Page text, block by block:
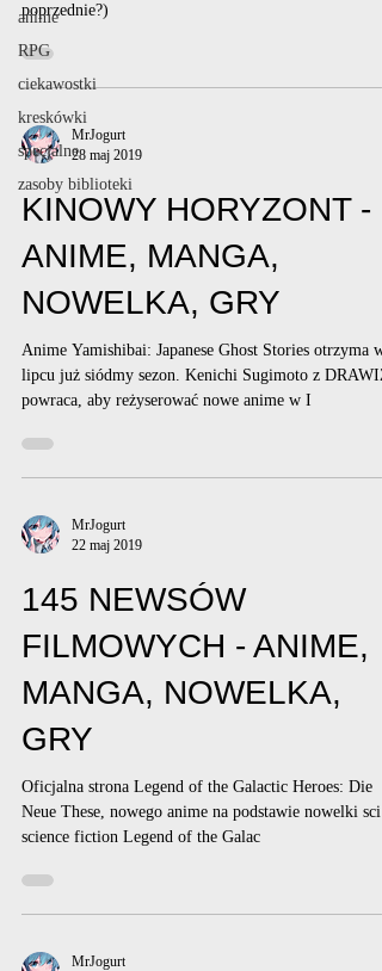
anime
RPG
ciekawostki
kreskówki
specjalne
zasoby biblioteki
poprzednie?)
MrJogurt
28 maj 2019
KINOWY HORYZONT -
ANIME, MANGA,
NOWELKA, GRY
Anime Yamishibai: Japanese Ghost Stories otrzyma w
lipcu już siódmy sezon. Kenichi Sugimoto z DRAWIZ
powraca, aby reżyserować nowe anime w I
MrJogurt
22 maj 2019
145 NEWSÓW
FILMOWYCH - ANIME,
MANGA, NOWELKA,
GRY
Oficjalna strona Legend of the Galactic Heroes: Die
Neue These, nowego anime na podstawie nowelki sci
science fiction Legend of the Galac
MrJogurt